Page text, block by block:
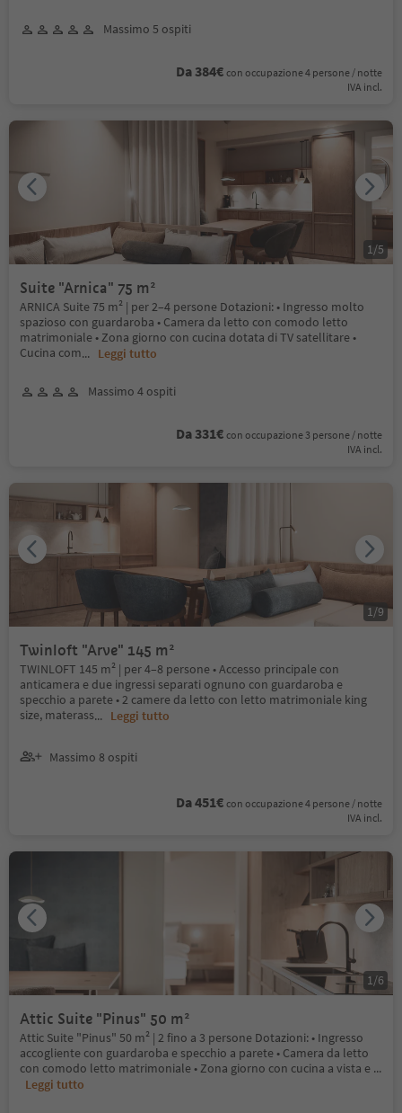
Massimo 5 ospiti
Da 384€ con occupazione 4 persone / notte
IVA incl.
Suite "Arnica" 75 m²
ARNICA Suite 75 m² | per 2–4 persone Dotazioni: • Ingresso molto
spazioso con guardaroba • Camera da letto con comodo letto
matrimoniale • Zona giorno con cucina dotata di TV satellitare •
Cucina com... Leggi tutto
Massimo 4 ospiti
Da 331€ con occupazione 3 persone / notte
IVA incl.
1/5
Twinloft "Arve" 145 m²
TWINLOFT 145 m² | per 4–8 persone • Accesso principale con
anticamera e due ingressi separati ognuno con guardaroba e
specchio a parete • 2 camere da letto con letto matrimoniale king
size, materass... Leggi tutto
Massimo 8 ospiti
Da 451€ con occupazione 4 persone / notte
IVA incl.
1/9
Attic Suite "Pinus" 50 m²
Attic Suite "Pinus" 50 m² | 2 fino a 3 persone Dotazioni: • Ingresso
accogliente con guardaroba e specchio a parete • Camera da letto
con comodo letto matrimoniale • Zona giorno con cucina a vista e ...
Leggi tutto
1/6